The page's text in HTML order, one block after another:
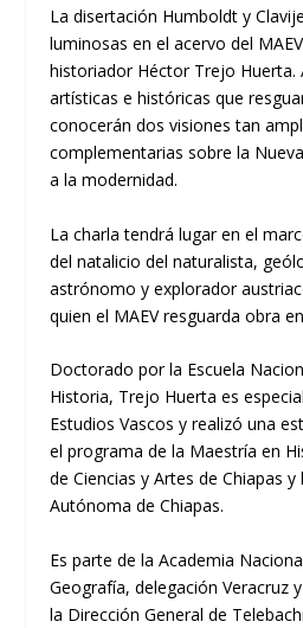
La disertación Humboldt y
luminosas en el acervo del
historiador Héctor Trejo Huerta.
artísticas e históricas que
conocerán dos visiones tan
complementarias sobre la
a la modernidad.
La charla tendrá lugar en el
del natalicio del naturalista,
astrónomo y explorador
quien el MAEV resguarda obra
Doctorado por la Escuela
Historia, Trejo Huerta es
Estudios Vascos y realizó una
el programa de la Maestría en
de Ciencias y Artes de Chiapas y
Autónoma de Chiapas.
Es parte de la Academia
Geografía, delegación Veracruz
la Dirección General de